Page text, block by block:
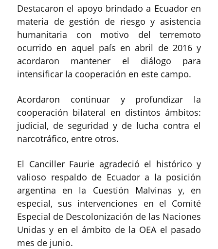
Destacaron el apoyo brindado a Ecuador en
materia de gestión de riesgo y asistencia
humanitaria con motivo del terremoto
ocurrido en aquel país en abril de 2016 y
acordaron mantener el diálogo para
intensificar la cooperación en este campo.
Acordaron continuar y profundizar la
cooperación bilateral en distintos ámbitos:
judicial, de seguridad y de lucha contra el
narcotráfico, entre otros.
El Canciller Faurie agradeció el histórico y
valioso respaldo de Ecuador a la posición
argentina en la Cuestión Malvinas y, en
especial, sus intervenciones en el Comité
Especial de Descolonización de las Naciones
Unidas y en el ámbito de la OEA el pasado
mes de junio.